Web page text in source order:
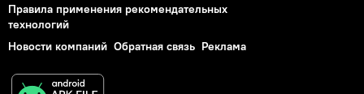
Правила применения рекомендательных
технологий
Новости компаний Обратная связь Реклама